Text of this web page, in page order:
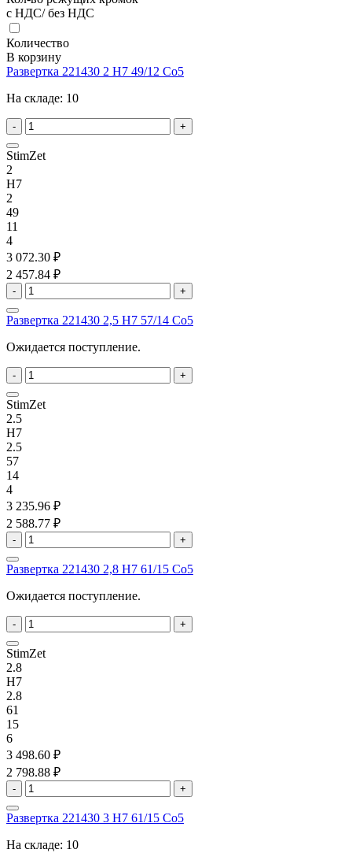
с НДС/ без НДС
Количество
В корзину
Развертка 221430 2 H7 49/12 Co5
На складе: 10
- +
StimZet
2
H7
2
49
11
4
3 072.30 ₽
2 457.84 ₽
- +
Развертка 221430 2,5 H7 57/14 Co5
Ожидается поступление.
- +
StimZet
2.5
H7
2.5
57
14
4
3 235.96 ₽
2 588.77 ₽
- +
Развертка 221430 2,8 H7 61/15 Co5
Ожидается поступление.
- +
StimZet
2.8
H7
2.8
61
15
6
3 498.60 ₽
2 798.88 ₽
- +
Развертка 221430 3 H7 61/15 Co5
На складе: 10